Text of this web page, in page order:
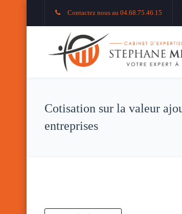
Contactez nous au 04.68.75.46.15
Cotisation sur la valeur
entreprises